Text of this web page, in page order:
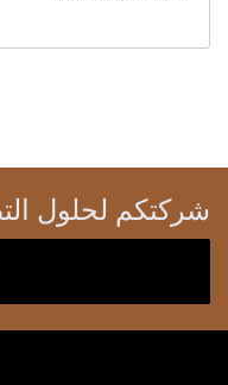
شركتكم لحلول